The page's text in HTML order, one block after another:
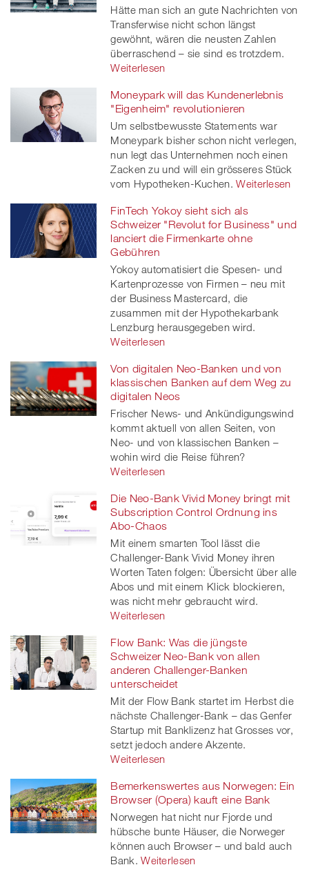
Hätte man sich an gute Nachrichten von
Transferwise nicht schon längst
gewöhnt, wären die neusten Zahlen
überraschend – sie sind es trotzdem.
Weiterlesen
Moneypark will das Kundenerlebnis
"Eigenheim" revolutionieren
Um selbstbewusste Statements war
Moneypark bisher schon nicht verlegen,
nun legt das Unternehmen noch einen
Zacken zu und will ein grösseres Stück
vom Hypotheken-Kuchen. Weiterlesen
FinTech Yokoy sieht sich als
Schweizer "Revolut for Business" und
lanciert die Firmenkarte ohne
Gebühren
Yokoy automatisiert die Spesen- und
Kartenprozesse von Firmen – neu mit
der Business Mastercard, die
zusammen mit der Hypothekarbank
Lenzburg herausgegeben wird.
Weiterlesen
Von digitalen Neo-Banken und von
klassischen Banken auf dem Weg zu
digitalen Neos
Frischer News- und Ankündigungswind
kommt aktuell von allen Seiten, von
Neo- und von klassischen Banken –
wohin wird die Reise führen?
Weiterlesen
Die Neo-Bank Vivid Money bringt mit
Subscription Control Ordnung ins
Abo-Chaos
Mit einem smarten Tool lässt die
Challenger-Bank Vivid Money ihren
Worten Taten folgen: Übersicht über alle
Abos und mit einem Klick blockieren,
was nicht mehr gebraucht wird.
Weiterlesen
Flow Bank: Was die jüngste
Schweizer Neo-Bank von allen
anderen Challenger-Banken
unterscheidet
Mit der Flow Bank startet im Herbst die
nächste Challenger-Bank – das Genfer
Startup mit Banklizenz hat Grosses vor,
setzt jedoch andere Akzente.
Weiterlesen
Bemerkenswertes aus Norwegen: Ein
Browser (Opera) kauft eine Bank
Norwegen hat nicht nur Fjorde und
hübsche bunte Häuser, die Norweger
können auch Browser – und bald auch
Bank. Weiterlesen